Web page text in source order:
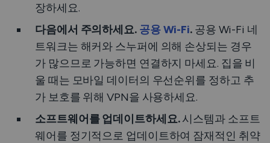
장하세요.
다음에서 주의하세요. 공용 Wi-Fi. 공용 Wi-Fi 네
트워크는 해커와 스누퍼에 의해 손상되는 경우
가 많으므로 가능하면 연결하지 마세요. 집을 비
울 때는 모바일 데이터의 우선순위를 정하고 추
가 보호를 위해 VPN을 사용하세요.
소프트웨어를 업데이트하세요.시스템과 소프트
웨어를 정기적으로 업데이트하여 잠재적인 취약